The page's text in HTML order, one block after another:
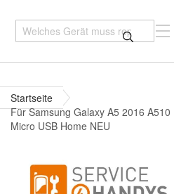
Startseite
Für Samsung Galaxy A5 2016
Micro USB Home NEU